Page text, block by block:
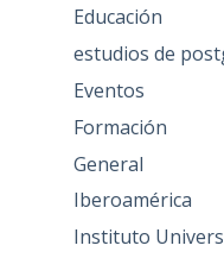
Educación
estudios de
Eventos
Formación
General
Iberoamérica
Instituto